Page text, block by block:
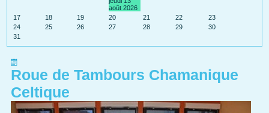
août 2026
17 18 19 20 21 22
23
24
25 26 27 28 29
30
31
Roue de Tambours Chamanique
Celtique